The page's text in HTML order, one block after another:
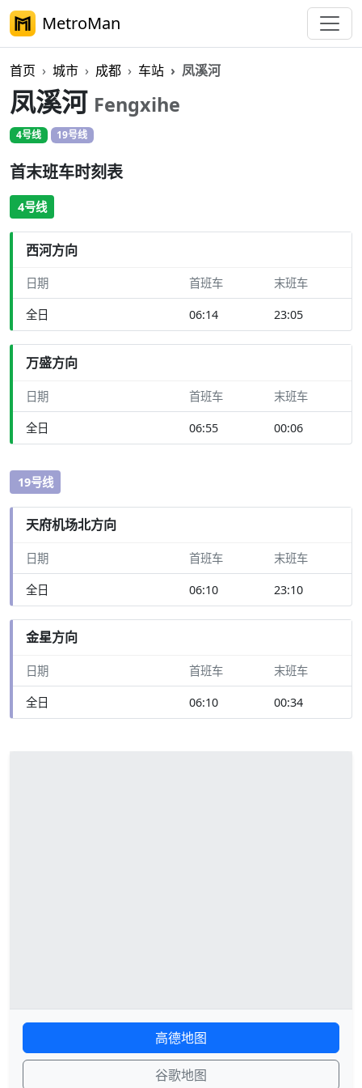
MetroMan
首页 城市 成都 车站 凤溪河
凤溪河 Fengxihe
4号线 19号线
首末班车时刻表
4号线
西河方向
日期 首班车 末班车
全日 06:14 23:05
万盛方向
日期 首班车 末班车
全日 06:55 00:06
19号线
天府机场北方向
日期 首班车 末班车
全日 06:10 23:10
金星方向
日期 首班车 末班车
全日 06:10 00:34
高德地图
谷歌地图